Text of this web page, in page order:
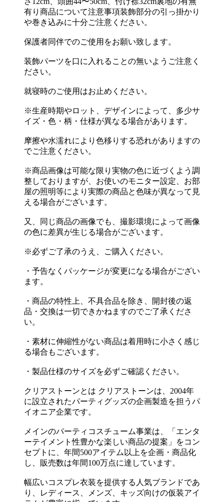
有り商品について注意事項装飾部分の引っ掛かり
や巻き込みに十分ご注意ください。
保護者同伴でのご使用をお願い致します。
装飾パーツを口に入れることの無いようご注意く
ださい。
就寝時のご使用はお止めください。
※生産時期やロット、デザインによって、多少サ
イズ・色・柄・仕様が異なる場合があります。
摩擦や水濡れにより色移りする恐れがありますの
でご注意ください。
※商品画像は可能な限り実物の色に近づくよう調
整しておりますが、お使いのモニター設定、お部
屋の照明等により実際の商品と色味が異なって見
える場合がございます。
又、同じ商品の画像でも、撮影環境によって画像
の色に差異が生じる場合がございます。
※必ずご了承のうえ、ご購入ください。
・予告なくパッケージが変更になる場合がござい
ます。
・商品の特性上、不具合品を除き、開封後の返
品・交換は一切できかねますのでご了承くださ
い。
・素材に伸縮性がない商品は着用時に小さく感じ
る場合もございます。
・製品仕様のサイズを必ずご確認ください。
クリアストーンとは クリアストーンは、2004年
に設立されたパーティグッズの企画製造を担うパ
イオニア企業です。
メインのパーティコスチューム事業は、「エンタ
ーテイメント性豊かな楽しい商品の提案」をコン
セプトに、年間500アイテム以上を企画・商品化
し、販売数は年間100万点に達しています。
幅広いコスプレ衣装を提供する人気ブランドであ
り、レディース、メンズ、キッズ向けの仮装アイ